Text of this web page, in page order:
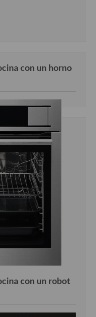
con un horno
con un robot